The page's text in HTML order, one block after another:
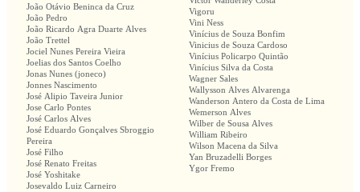
João Otávio Beninca da Cruz
João Pedro
João Ricardo Agra Duarte Alves
João Trettel
Jociel Nunes Pereira Vieira
Joelias dos Santos Coelho
Jonas Nunes (joneco)
Jonnes Nascimento
José Alipio Taveira Junior
Jose Carlo Pontes
José Carlos Alves
José Eduardo Gonçalves Sbroggio
Pereira
José Filho
José Renato Freitas
José Yoshitake
Josevaldo Luiz Carneiro
Vigoru
Vini Ness
Vinícius de Souza Bonfim
Vinicius de Souza Cardoso
Vinícius Policarpo Quintão
Vinícius Silva da Costa
Wagner Sales
Wallysson Alves Alvarenga
Wanderson Antero da Costa de Lima
Wemerson Alves
Wilber de Sousa Alves
William Ribeiro
Wilson Macena da Silva
Yan Bruzadelli Borges
Ygor Fremo